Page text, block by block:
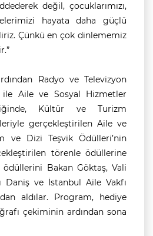
değil, çocuklarımızı,
hayata daha güçlü
Çünkü en çok dinlememiz
Radyo ve Televizyon
ile Aile ve Sosyal Hizmetler
Kültür ve Turizm
gerçekleştirilen Aile ve
ve Dizi Teşvik Ödülleri’nin
törenle ödüllerine
ödüllerini Bakan Göktaş, Vali
Daniş ve İstanbul Aile Vakfı
dan aldılar. Program, hediye
çekiminin ardından sona